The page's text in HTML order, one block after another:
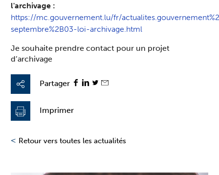
Partager
Imprimer
< Retour vers toutes les actualités
l'archivage :
https://mc.gouvernement.lu/fr/
septembre%2B03-loi-archivage.html
Je souhaite prendre contact pour un projet
d’archivage